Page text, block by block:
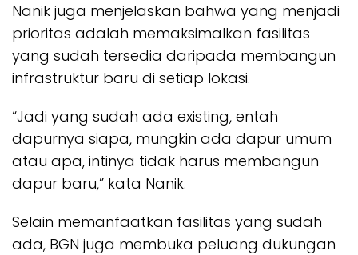
Nanik juga menjelaskan bahwa yang menjadi
prioritas adalah memaksimalkan fasilitas
yang sudah tersedia daripada membangun
infrastruktur baru di setiap lokasi.
“Jadi yang sudah ada existing, entah
dapurnya siapa, mungkin ada dapur umum
atau apa, intinya tidak harus membangun
dapur baru,” kata Nanik.
Selain memanfaatkan fasilitas yang sudah
ada, BGN juga membuka peluang dukungan